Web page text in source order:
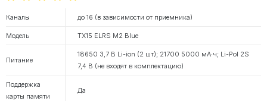
Каналы до 16 (в зависимости от приемника)
Модель TX15 ELRS M2 Blue
Питание
18650 3,7 В Li-ion (2 шт); 21700 5000 мА·ч; Li-Pol 2S
7,4 В (не входят в комплектацию)
Поддержка
карты памяти
Да